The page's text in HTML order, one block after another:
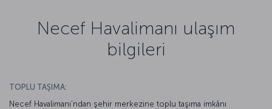
Necef Havalimanı ulaşım
bilgileri
TOPLU TAŞIMA:
Necef Havalimanı’ndan şehir merkezine toplu taşıma imkânı